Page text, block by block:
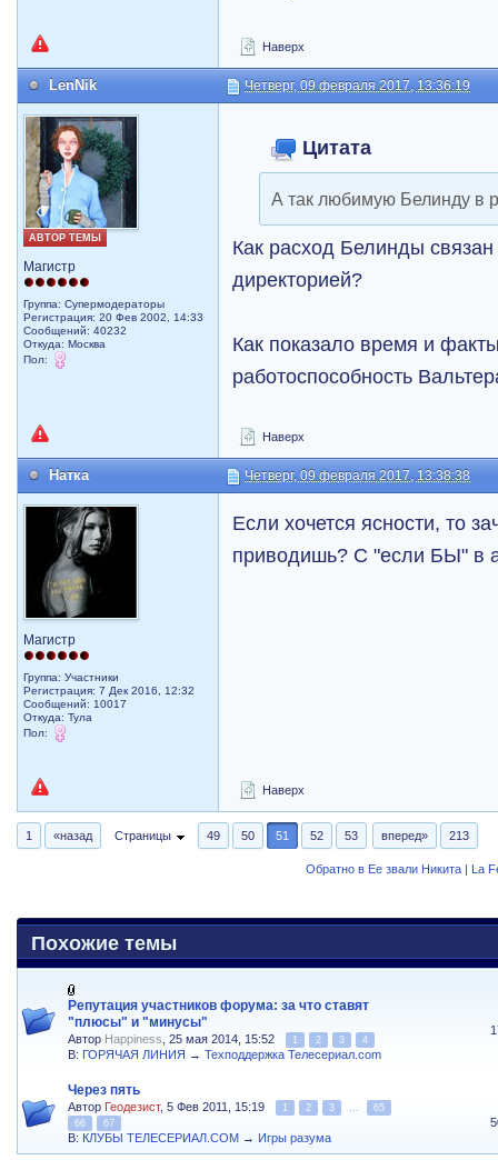
Наверх
LenNik Четверг, 09 февраля 2017, 13:36:19
АВТОР ТЕМЫ
Магистр
Группа: Супермодераторы
Регистрация: 20 Фев 2002, 14:33
Сообщений: 40232
Откуда: Москва
Пол:
Цитата
А так любимую Белинду в
Как расход Белинды
директорией?
Как показало время и
работоспособность
Наверх
Натка Четверг, 09 февраля 2017, 13:38:38
Магистр
Группа: Участники
Регистрация: 7 Дек 2016, 12:32
Сообщений: 10017
Откуда: Тула
Пол:
Если хочется ясности, то
приводишь? С "если БЫ" в
Наверх
1 «назад Страницы 49 50 51 52 53 вперед» 213
Обратно в Ее звали Никита | La
Похожие темы
Репутация участников форума: за что ставят
"плюсы" и "минусы"
Автор Happiness, 25 мая 2014, 15:52 1 2 3 4
В: ГОРЯЧАЯ ЛИНИЯ →Техподдержка Телесериал.com
Через пять
Автор Геодезист, 5 Фев 2011, 15:19 1 2 3 ...
65
66
67
В: КЛУБЫ ТЕЛЕСЕРИАЛ.COM → Игры разума